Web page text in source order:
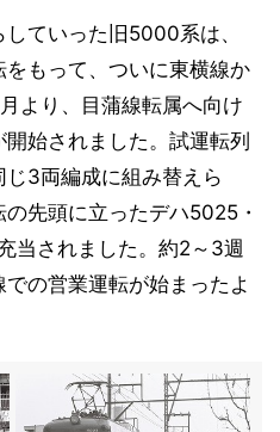
ていった旧5000系は、
もって、ついに東横線か
より、目蒲線転属へ向け
始されました。試運転列
3両編成に組み替えら
先頭に立ったデハ5025・
当されました。約2～3週
の営業運転が始まったよ